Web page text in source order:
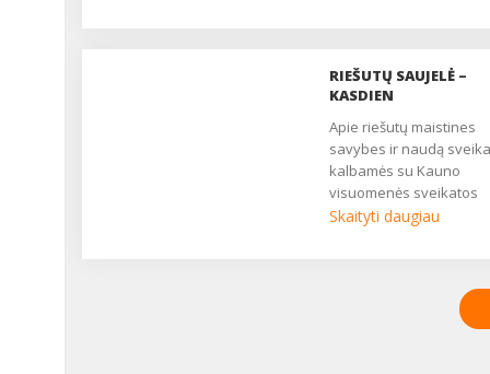
Europos Sąjungos
reikalavimus genetiškai
maisto produktus:
kukurūzus ir rapsus. ...
RIEŠUTŲ SAUJELĖ –
KASDIEN
Apie riešutų maistines
savybes ir naudą
kalbamės su Kauno
visuomenės sveikatos
centro Visuomenės
Skaityti daugiau